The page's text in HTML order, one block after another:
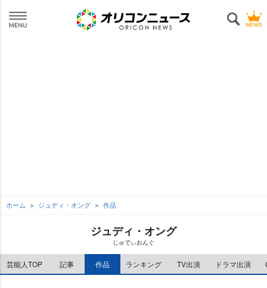
ホーム ジュディ・オング 作品
ジュディ・オング
じゅでぃおんぐ
芸能人TOP 記事 作品 ランキング TV出演 ドラマ出演